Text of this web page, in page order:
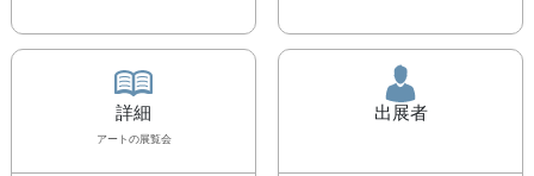
詳細
アート の展覧会
出展者